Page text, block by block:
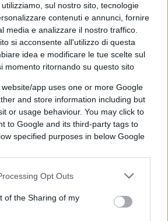
sul nostro sito, tecnologie
contenuti e annunci, fornire
media e analizzare il nostro traffico.
si acconsente all'utilizzo di questa
idea e modificare le tue scelte sul
momento ritornando su questo sito
app uses one or more Google
and store information including but
or usage behaviour. You may click to
to Google and its third-party tags to
specified purposes in below Google
Opt Outs
of the Sharing of my
affetti da Covid.
il farmaco potesse impedire la
che dipende dalla rete di
i pezzi di nuovi virus.
che il farmaco avrebbe
a combattere
potenzialmente
Questa risposta
quando le cellule riconoscono
rilasciano proteine ​​​​del segnale
circostante.